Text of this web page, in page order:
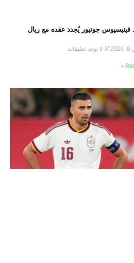
فينيسيوس جونيور يُجدد عقده مع ريال
لا توجد تعليقات